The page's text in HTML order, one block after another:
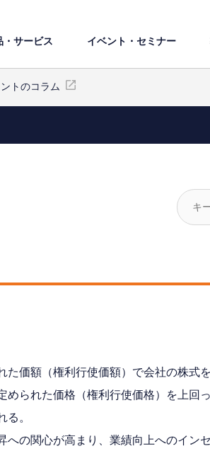
・サービス イベント・セミナー
トのコラム
価額（権利行使価額）で会社の株式
られた価格（権利行使価格）を上回
。
の関心が高まり、業績向上へのイン